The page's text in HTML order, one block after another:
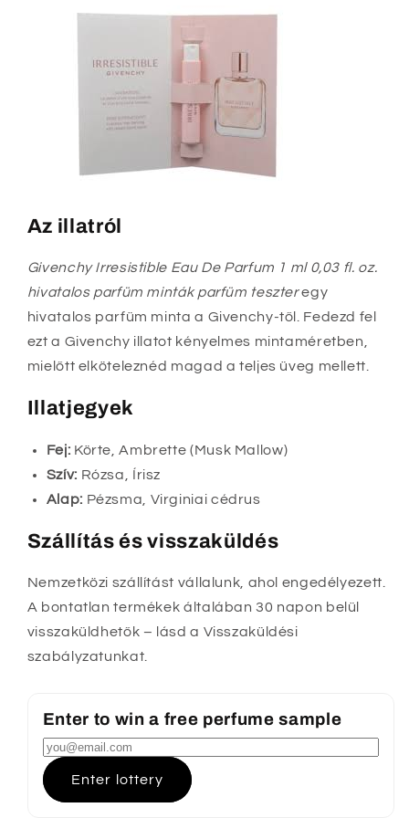
Az illatról
Givenchy Irresistible Eau De Parfum 1 ml 0,03 fl. oz.
hivatalos parfüm minták parfüm teszteregy
hivatalos parfüm minta a Givenchy-től. Fedezd fel
ezt a Givenchy illatot kényelmes mintaméretben,
mielőtt elköteleznéd magad a teljes üveg mellett.
Illatjegyek
Fej: Körte, Ambrette (Musk Mallow)
Szív: Rózsa, Írisz
Alap: Pézsma, Virginiai cédrus
Szállítás és visszaküldés
Nemzetközi szállítást vállalunk, ahol engedélyezett.
A bontatlan termékek általában 30 napon belül
visszaküldhetők – lásd a Visszaküldési
szabályzatunkat.
Enter to win a free perfume sample
Enter lottery